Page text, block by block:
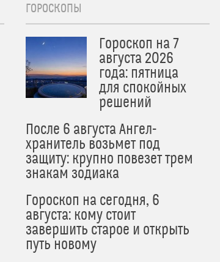
ГОРОСКОПЫ
Гороскоп на 7
августа 2026
года: пятница
для спокойных
решений
После 6 августа Ангел-
хранитель возьмет под
защиту: крупно повезет трем
знакам зодиака
Гороскоп на сегодня, 6
августа: кому стоит
завершить старое и открыть
путь новому